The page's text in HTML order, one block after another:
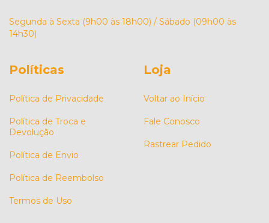
Segunda à Sexta (9h00 às 18h00) / Sábado (09h00 às
14h30)
Políticas
Política de Privacidade
Política de Troca e
Devolução
Política de Envio
Política de Reembolso
Termos de Uso
Loja
Voltar ao Início
Fale Conosco
Rastrear Pedido